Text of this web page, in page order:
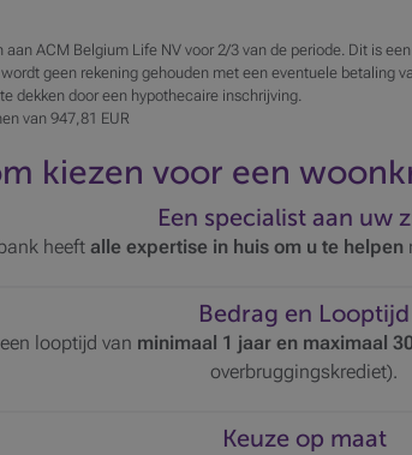
ACM Belgium Life NV voor 2/3 van de periode. Dit is
geen rekening gehouden met een eventuele betaling
dekken door een hypothecaire inschrijving.
van 947,81 EUR
kiezen voor een
Een specialist aan uw
heeft alle expertise in huis om u te helpen
Bedrag en Looptijd
looptijd van minimaal 1 jaar en maximaal
overbruggingskrediet).
Keuze op maat